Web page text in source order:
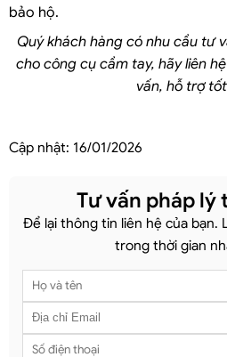
bảo hộ.
Quý khách hàng có nhu cầu tư
cho công cụ cầm tay, hãy liên
vấn, hỗ trợ
Cập nhật: 16/01/2026
Tư vấn pháp lý
Để lại thông tin liên hệ của bạn.
trong thời gian